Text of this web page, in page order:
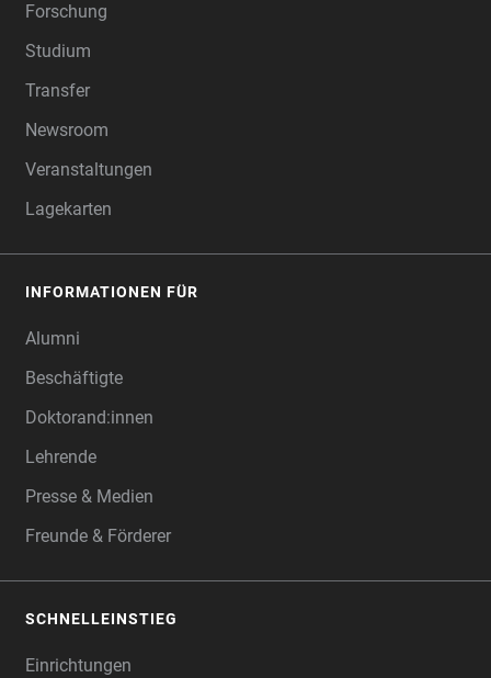
Forschung
Studium
Transfer
Newsroom
Veranstaltungen
Lagekarten
INFORMATIONEN FÜR
Alumni
Beschäftigte
Doktorand:innen
Lehrende
Presse & Medien
Freunde & Förderer
SCHNELLEINSTIEG
Einrichtungen